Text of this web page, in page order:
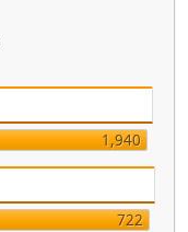
1,940
722